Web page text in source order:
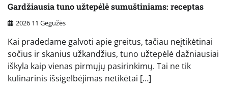
Gardžiausia tuno užtepėlė sumuštiniams: receptas
2026 11 Gegužės
Kai pradedame galvoti apie greitus, tačiau neįtikėtinai
sočius ir skanius užkandžius, tuno užtepėlė dažniausiai
iškyla kaip vienas pirmųjų pasirinkimų. Tai ne tik
kulinarinis išsigelbėjimas netikėtai […]